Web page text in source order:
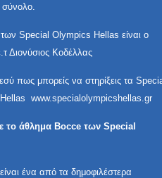
σύνολο.
Special Olympics Hellas είναι ο
Διονύσιος Κοδέλλας
πως μπορείς να στηρίξεις τα
www.specialolympicshellas.gr
το άθλημα Bocce των Special
ένα από τα δημοφιλέστερα